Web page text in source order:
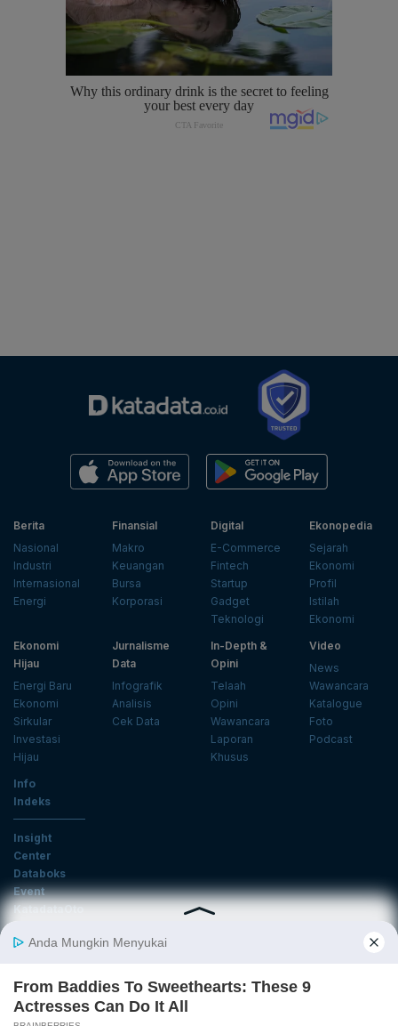
Berita
Nasional
Industri
Internasional
Energi
Finansial
Makro
Keuangan
Bursa
Korporasi
Digital
E-Commerce
Fintech
Startup
Gadget
Teknologi
Ekonopedia
Sejarah
Ekonomi
Profil
Istilah
Ekonomi
Ekonomi
Hijau
Energi Baru
Ekonomi
Sirkular
Investasi
Hijau
Jurnalisme
Data
Infografik
Analisis
Cek Data
In-Depth &
Opini
Telaah
Opini
Wawancara
Laporan
Khusus
Video
News
Wawancara
Katalogue
Foto
Podcast
Info
Indeks
Insight
Center
Databoks
Event
KatadataOto
Email